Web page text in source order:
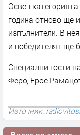
Освен
година отново ще
изпълнители. В
и победителят ще
Специални гости
Феро, Ерос
Източник: